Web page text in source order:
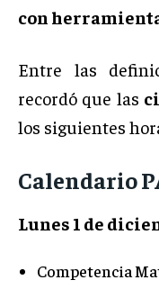
con
Entre las
recordó que las
los siguientes
Calendario
Lunes 1 de
Competencia